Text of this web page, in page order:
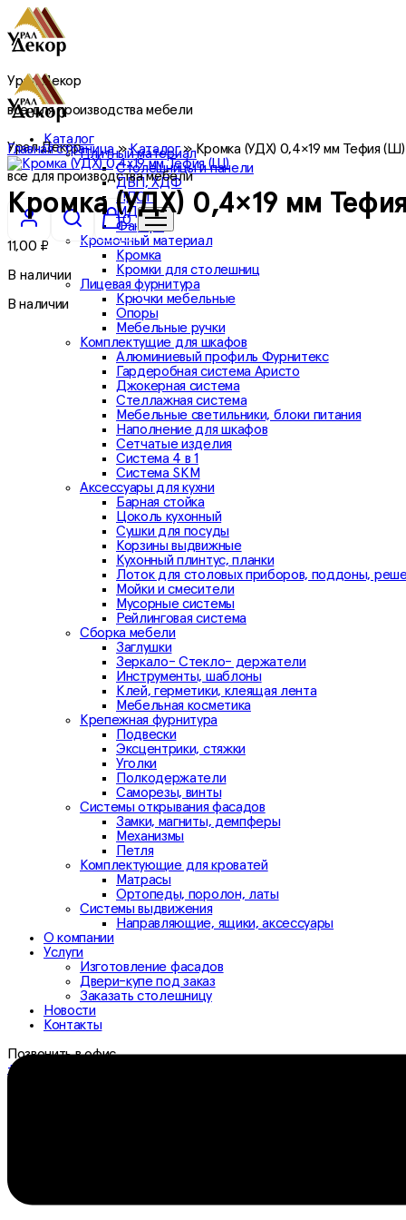
Урал Декор
все для производства мебели
Каталог
Плитный материал
Столешницы и панели
ДВП, ХДФ
ЛДСП
МДФ
Фанера
Кромочный материал
Кромка
Кромки для столешниц
Лицевая фурнитура
Крючки мебельные
Опоры
Мебельные ручки
Комплектущие для шкафов
Алюминиевый профиль Фурнитекс
Гардеробная система Аристо
Джокерная система
Стеллажная система
Мебельные светильники, блоки питания
Наполнение для шкафов
Сетчатые изделия
Система 4 в 1
Система SKM
Аксессуары для кухни
Барная стойка
Цоколь кухонный
Сушки для посуды
Корзины выдвижные
Кухонный плинтус, планки
Лоток для столовых приборов, поддоны,
Мойки и смесители
Мусорные системы
Рейлинговая система
Сборка мебели
Заглушки
Зеркало- Стекло- держатели
Инструменты, шаблоны
Клей, герметики, клеящая лента
Мебельная косметика
Крепежная фурнитура
Подвески
Эксцентрики, стяжки
Уголки
Полкодержатели
Саморезы, винты
Системы открывания фасадов
Замки, магниты, демпферы
Механизмы
Петля
Комплектующие для кроватей
Матрасы
Ортопеды, поролон, латы
Системы выдвижения
Направляющие, ящики, аксессуары
О компании
Услуги
Изготовление фасадов
Двери-купе под заказ
Заказать столешницу
Новости
Контакты
Позвонить в офис
+7 (3532) 307-333
Урал Декор
все для производства мебели
0
Главная страница»Каталог»Кромка (УДХ) 0,4×19 мм Тефия (Ш)
Кромка (УДХ) 0,4×19 мм
11,00 ₽
В наличии
В наличии